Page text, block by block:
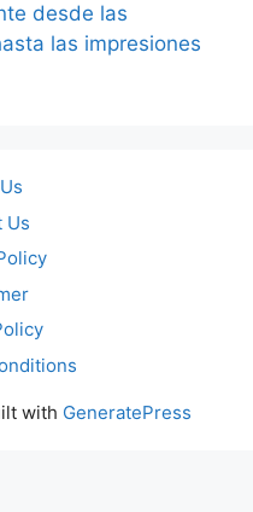
desde las
las impresiones
Us
with GeneratePress